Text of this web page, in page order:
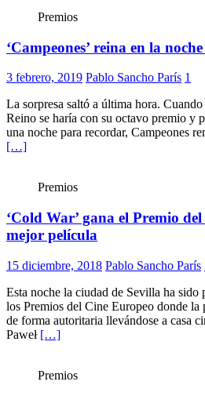
Premios
‘Campeones’ reina en la
3 febrero, 2019 Pablo Sancho París 1
La sorpresa saltó a última hora.
Reino se haría con su octavo premio y
una noche para recordar, Campeones
[…]
Premios
‘Cold War’ gana el Premio
mejor película
15 diciembre, 2018 Pablo Sancho París
Esta noche la ciudad de Sevilla ha
los Premios del Cine Europeo donde la
de forma autoritaria llevándose a casa
Paweł […]
Premios